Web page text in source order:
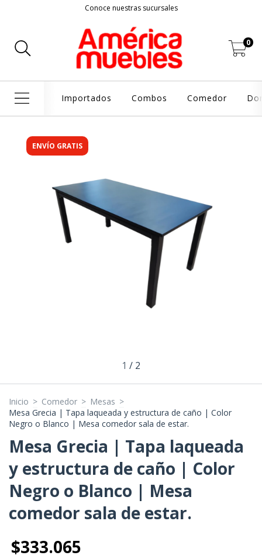
Conoce nuestras sucursales
0
Importados Combos Comedor
ENVÍO GRATIS
1 / 2
Inicio > Comedor > Mesas >
Mesa Grecia | Tapa laqueada y estructura de caño | Color
Negro o Blanco | Mesa comedor sala de estar.
Mesa Grecia | Tapa laqueada
y estructura de caño | Color
Negro o Blanco | Mesa
comedor sala de estar.
$333.065